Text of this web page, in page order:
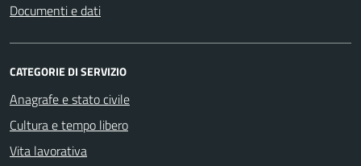
Documenti e dati
CATEGORIE DI SERVIZIO
Anagrafe e stato civile
Cultura e tempo libero
Vita lavorativa